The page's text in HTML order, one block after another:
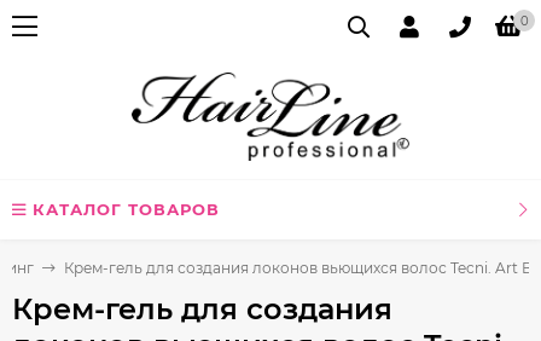
0
КАТАЛОГ ТОВАРОВ
Крем-гель для создания локонов вьющихся волос Tecni. Art
Крем-гель для создания